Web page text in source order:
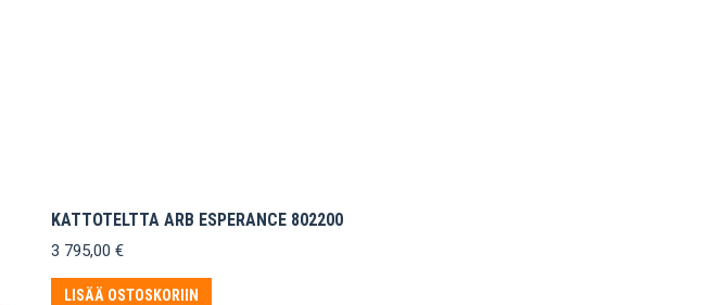
KATTOTELTTA ARB ESPERANCE 802200
3 795,00 €
LISÄÄ OSTOSKORIIN